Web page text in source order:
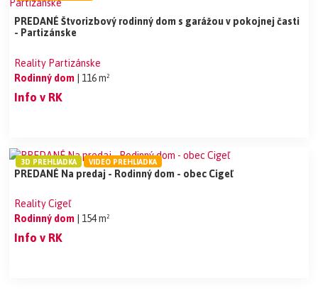
PREDANÉ Štvorizbový rodinný dom s garážou v pokojnej časti
- Partizánske
Reality Partizánske
Rodinný dom | 116 m²
Info v RK
PREDANÉ Na predaj - Rodinný dom - obec Cigeľ
Reality Cigeľ
Rodinný dom
| 154 m²
Info v RK
3D PREHLIADKA VIDEO PREHLIADKA